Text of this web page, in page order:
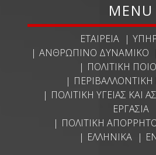
MENU
ΕΤΑΙΡΕΊΑ
ΑΝΘΡΏΠΙΝΟ ΔΥΝΑΜΙΚΌ
ΠΟΛΙΤΙΚΉ
ΠΕΡΙΒΑΛΛΟΝΤΙΚΉ
ΠΟΛΙΤΙΚΉ ΥΓΕΊΑΣ ΚΑΙ
ΕΡΓΑΣΊΑ
ΠΟΛΙΤΙΚΉ
ΕΛΛΗΝΙΚΆ